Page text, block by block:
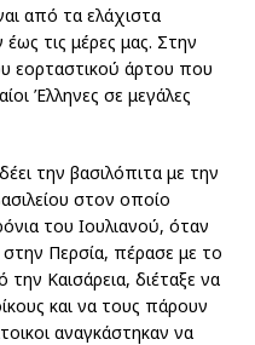
από τα ελάχιστα
τις μέρες μας. Στην
εορταστικού άρτου που
Έλληνες σε μεγάλες
την βασιλόπιτα με την
στον οποίο
του Ιουλιανού, όταν
Περσία, πέρασε με το
Καισάρεια, διέταξε να
και να τους πάρουν
αναγκάστηκαν να